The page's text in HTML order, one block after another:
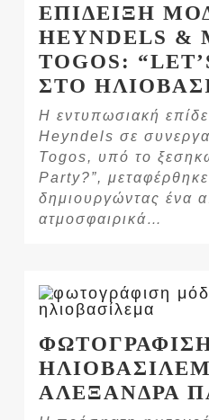
ΕΠΙΔΕΙΞΗ
HEYNDELS &
TOGOS:
ΣΤΟ
Η εντυπωσιακή
Heyndels σε
Togos, υπό το
Party?”,
δημιουργώντας ένα
ατμοσφαιρικά…
ΑΛΕΞΑΝΔΡΑ